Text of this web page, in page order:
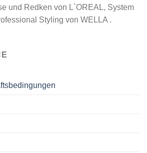
und Redken von L`OREAL, System
Styling von WELLA .